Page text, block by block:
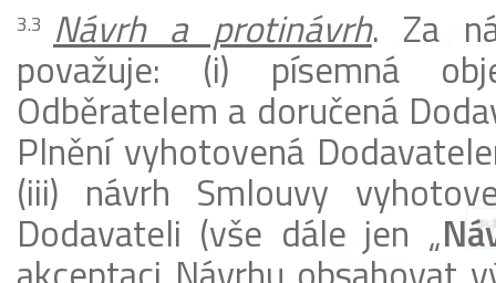
Návrh a protinávrh. Za
považuje: (i) písemná
Odběratelem a doručená
Plnění vyhotovená
(iii) návrh Smlouvy
Dodavateli (vše dále jen „